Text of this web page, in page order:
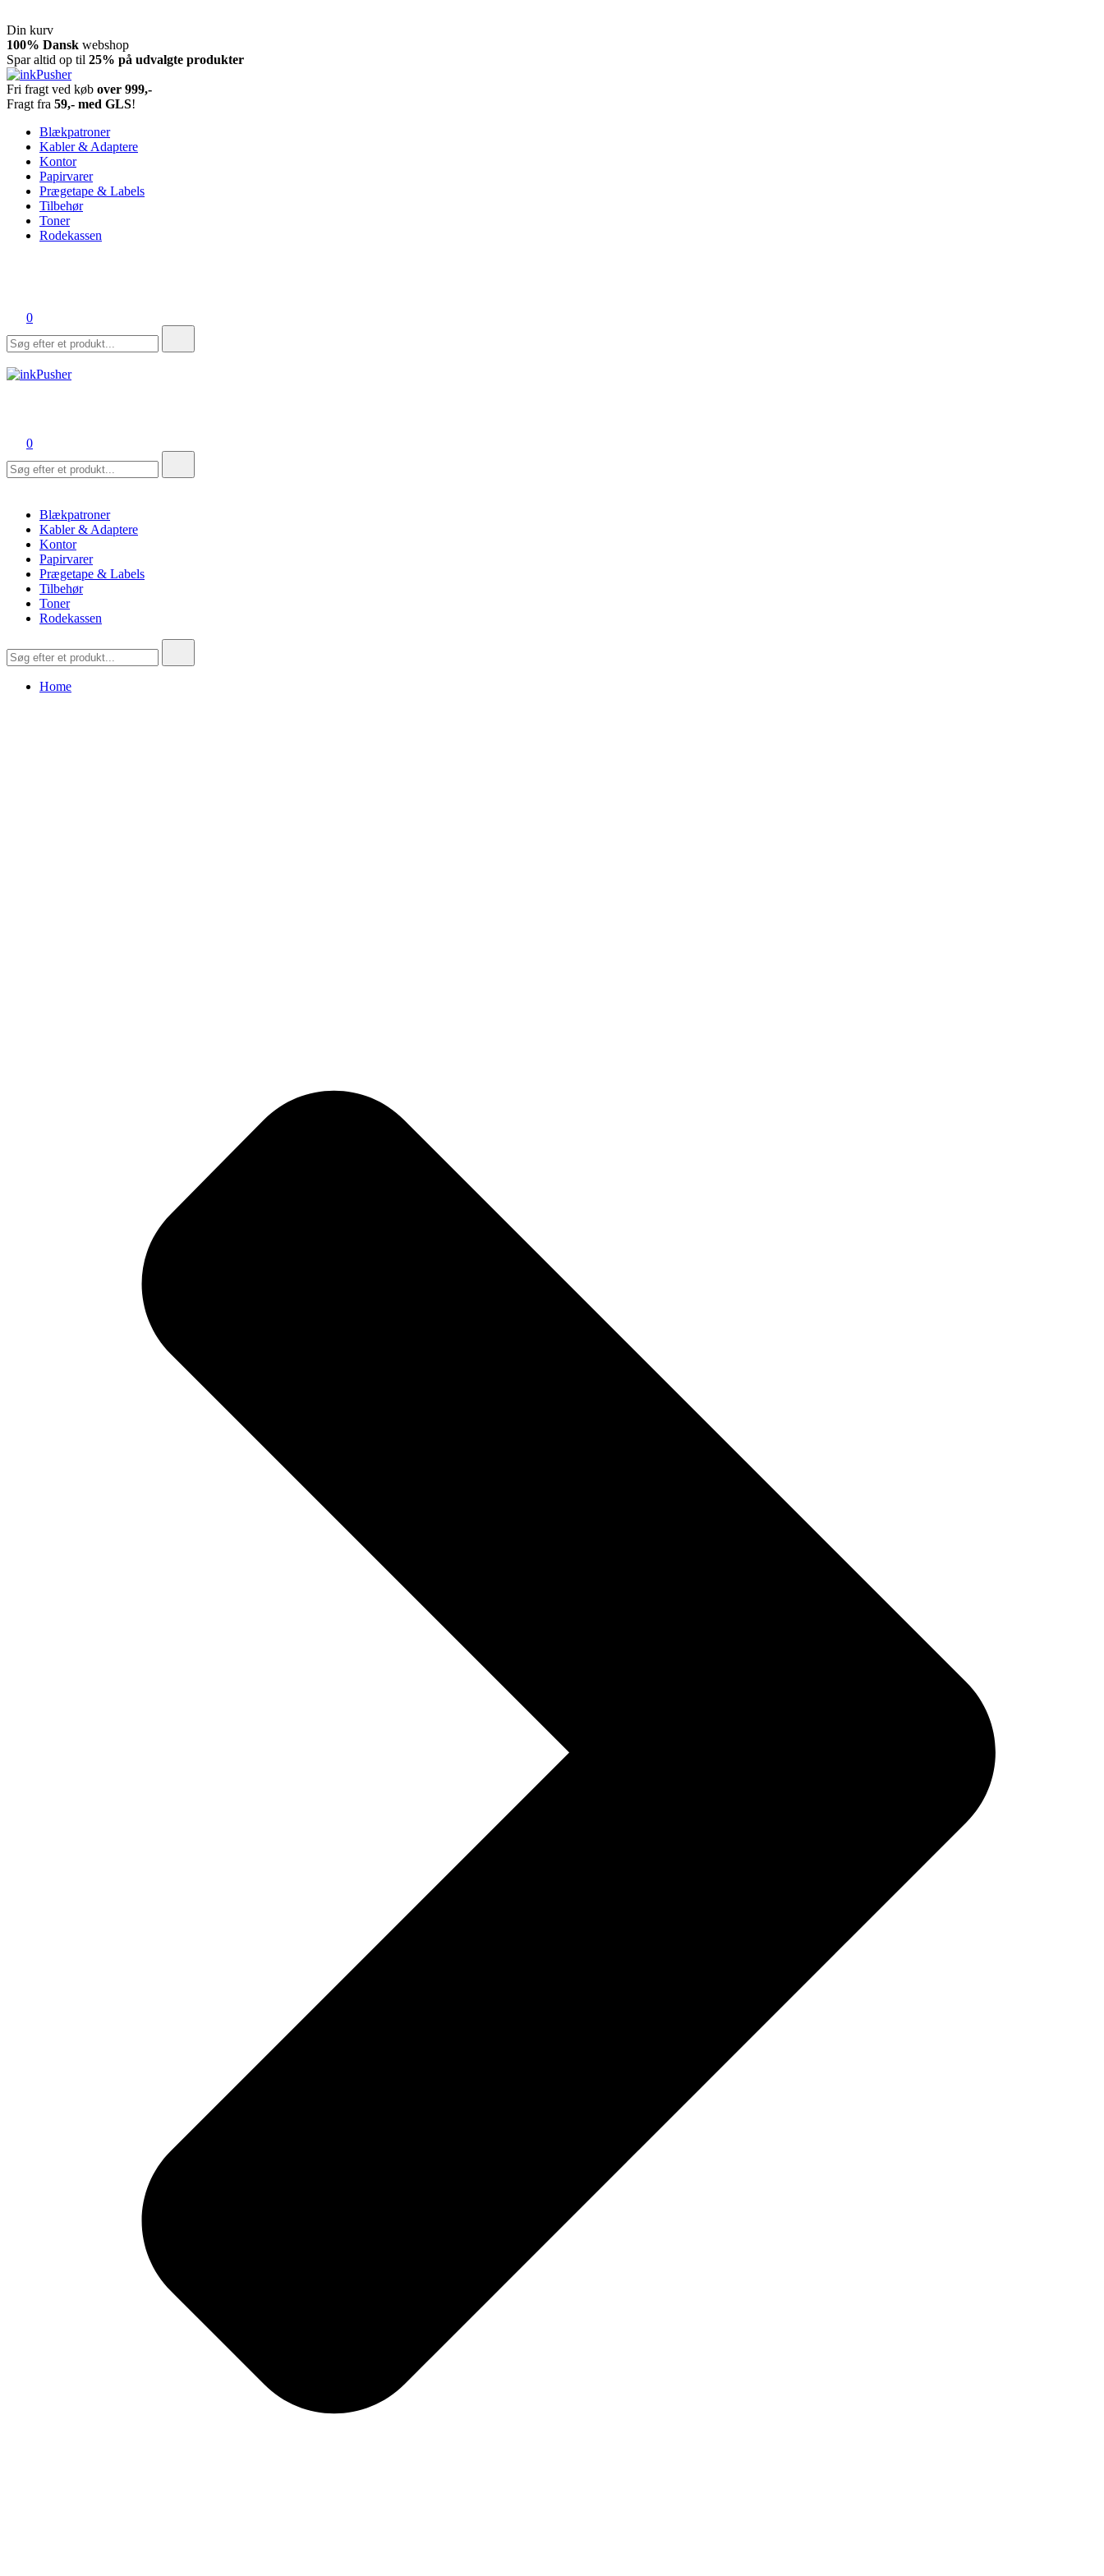
Din kurv
Spring
til
indhold
100% Dansk webshop
Spar altid op til 25% på udvalgte produkter
inkPusher
Leverandør af blækpatroner, kontor artikler og meget mere
Fri fragt ved køb over 999,-
Fragt fra 59,- med GLS!
Blækpatroner
Kabler & Adaptere
Kontor
Papirvarer
Prægetape & Labels
Tilbehør
Toner
Rodekassen
0
efter:
0
efter:
Blækpatroner
Kabler & Adaptere
Kontor
Papirvarer
Prægetape & Labels
Tilbehør
Toner
Rodekassen
efter:
Home